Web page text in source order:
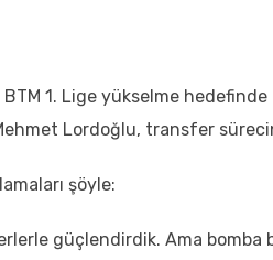
1. Lige yükselme
Mehmet Lordoğlu, transfer
şöyle:
güçlendirdik. Ama